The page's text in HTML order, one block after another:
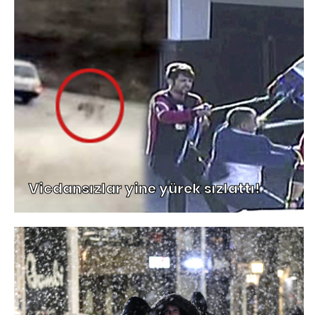
Vicdansızlar yine yürek sızlattı!